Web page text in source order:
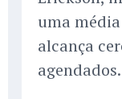
uma
alcança
agendados.